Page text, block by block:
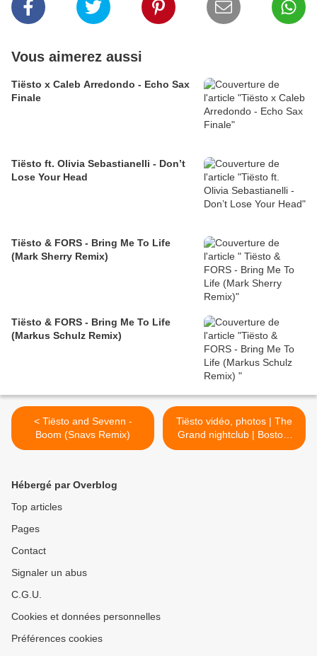
Vous aimerez aussi
Tiësto x Caleb Arredondo - Echo Sax
Finale
Tiësto ft. Olivia Sebastianelli - Don’t
Lose Your Head
Tiësto & FORS - Bring Me To Life
(Mark Sherry Remix)
Tiësto & FORS - Bring Me To Life
(Markus Schulz Remix)
< Tiësto and Sevenn -
Boom (Snavs Remix)
Tiësto vidéo, photos | The
Grand nightclub | Boston,
MA - november 13, 2017 >
Hébergé par Overblog
Top articles
Pages
Contact
Signaler un abus
C.G.U.
Cookies et données personnelles
Préférences cookies